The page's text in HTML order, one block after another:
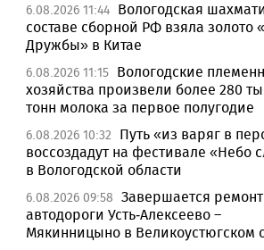
6.08.2026 11:44 Вологодская
составе сборной РФ взяла золото
Дружбы» в Китае
6.08.2026 11:15 Вологодские
хозяйства произвели более 280
тонн молока за первое полугодие
6.08.2026 10:32
Путь «из варяг в
воссоздадут на фестивале «Небо
в Вологодской области
6.08.2026 09:58 Завершается ремонт
автодороги Усть-Алексеево –
Мякинницыно в Великоустюгском